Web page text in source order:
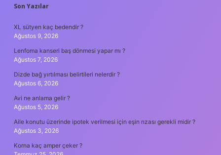
SIDEBAR
Son Yazılar
XL sütyen kaç bedendir ?
Ağustos 9, 2026
Lenfoma kanseri baş dönmesi yapar mı ?
Ağustos 7, 2026
Dizde bağ yırtılması belirtileri nelerdir ?
Ağustos 6, 2026
Avi ne anlama gelir ?
Ağustos 5, 2026
Aile konutu üzerinde ipotek verilmesi için eşin rızası gerekli midir ?
Ağustos 3, 2026
Korna kaç amper çeker ?